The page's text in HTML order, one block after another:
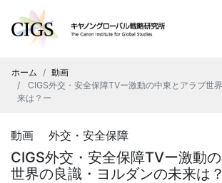
ホーム
動画
CIGS外交・安全保障TVー激動の中東とアラブ世
来は？ー
動画 外交・安全保障
CIGS外交・安全保障TVー激動
世界の良識・ヨルダンの未来は